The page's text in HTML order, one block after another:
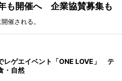
も開催へ 企業協賛募集も
催される。
レゲエイベント「ONE LOVE」 テ
・自然